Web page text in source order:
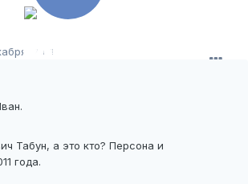
2011
Табун, а это кто? Персона и
года.